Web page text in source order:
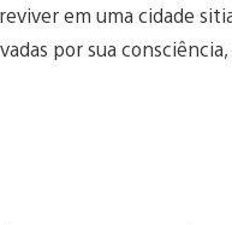
em uma cidade
por sua